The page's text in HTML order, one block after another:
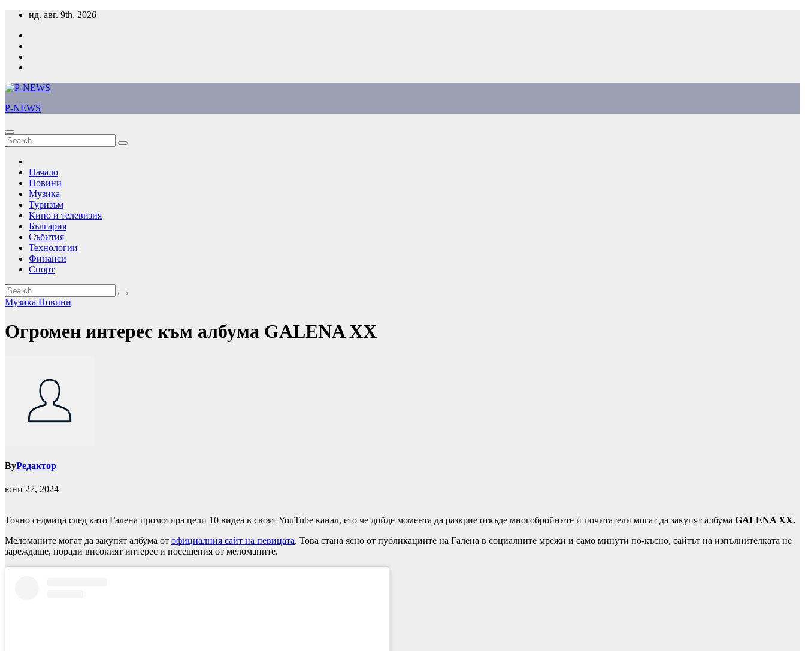
Skip
content
нд. авг. 9th, 2026
P-NEWS
Начало
Новини
Музика
Туризъм
Кино и телевизия
България
Събития
Технологии
Финанси
Спорт
Музика Новини
Огромен интерес към албума GALENA XX
ByРедактор
юни 27, 2024
Точно седмица след като Галена промотира цели 10 видеа в своят YouTube канал, ето че дойде момента да разкрие откъде многобройните ѝ почитатели могат да закупят албума GALENA XX.
Меломаните могат да закупят албума от официалния сайт на певицата. Това стана ясно от публикациите на Галена в социалните мрежи и само минути по-късно, сайтът на изпълнителката не
зареждаше, поради високият интерес и посещения от меломаните.